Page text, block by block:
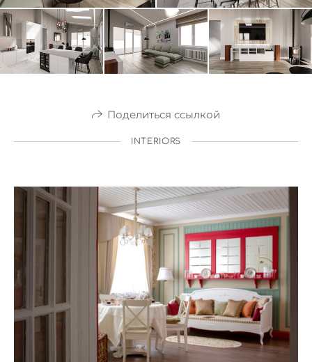
Поделиться ссылкой
INTERIORS